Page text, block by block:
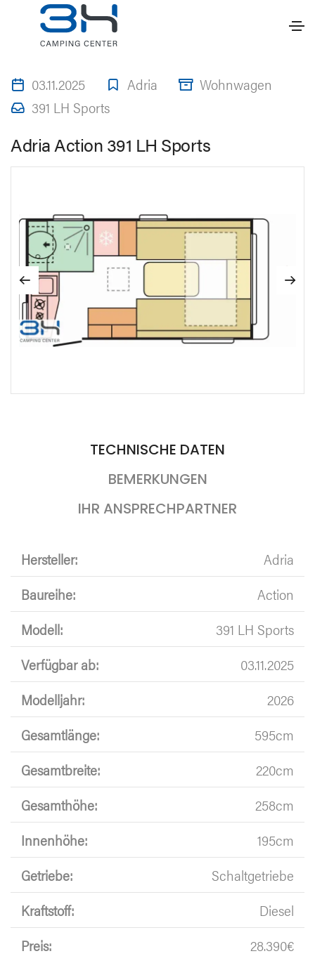
03.11.2025 Adria
Wohnwagen
391 LH Sports
Adria Action 391 LH Sports
TECHNISCHE DATEN
BEMERKUNGEN
IHR ANSPRECHPARTNER
Hersteller:
Adria
Baureihe:
Action
Modell:
391 LH Sports
Verfügbar ab:
03.11.2025
Modelljahr:
2026
Gesamtlänge:
595cm
Gesamtbreite:
220cm
Gesamthöhe:
258cm
Innenhöhe:
195cm
Getriebe:
Schaltgetriebe
Kraftstoff:
Diesel
Preis:
28.390€